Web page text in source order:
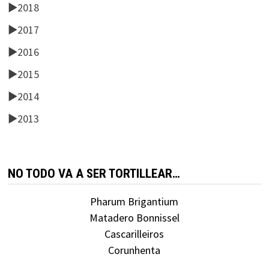
►2018
►2017
►2016
►2015
►2014
►2013
NO TODO VA A SER TORTILLEAR…
Pharum Brigantium
Matadero Bonnissel
Cascarilleiros
Corunhenta